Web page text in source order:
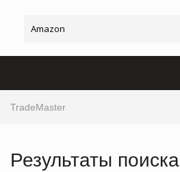
TradeMaster
Результаты поиска